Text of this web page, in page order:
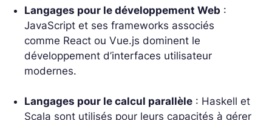
Langages pour le développement Web :
JavaScript et ses frameworks associés
comme React ou Vue.js dominent le
développement d’interfaces utilisateur
modernes.
Langages pour le calcul parallèle : Haskell et
Scala sont utilisés pour leurs capacités à gérer